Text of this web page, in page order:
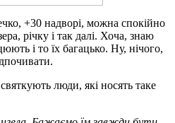
+30 надворі, можна спокійно
річку і так далі. Хоча, знаю
і то їх багацько. Ну, нічого,
люди, які носять таке